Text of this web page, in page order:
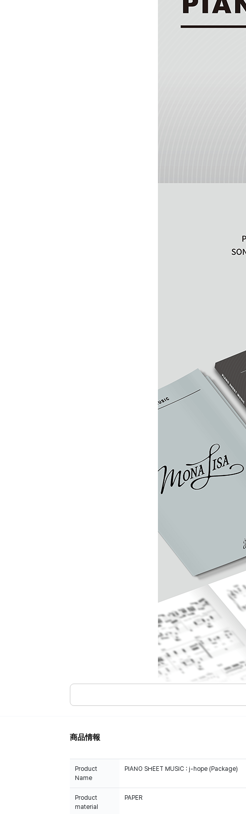
商品情報
Product
Name
PIANO SHEET MUSIC : j-hope (Package)
Product
material
PAPER